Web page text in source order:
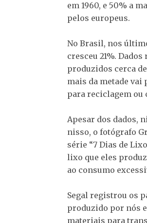
em 1960, e 50% a
pelos europeus.
No Brasil, nos
cresceu 21%.
produzidos cerca
mais da metade vai
para reciclagem ou
Apesar dos dados,
nisso, o fotógrafo
série “7 Dias de
lixo que eles
ao consumo
Segal registrou os
produzido por nós
materiais para